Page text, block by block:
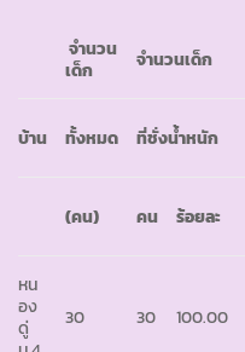
จำนวน
เด็ก
จำนวนเด็ก
บ้าน ทั้งหมด ที่ชั่งน้ำหนัก
(คน) คน ร้อยละ
หน
อง
ดู่
30 30 100.00